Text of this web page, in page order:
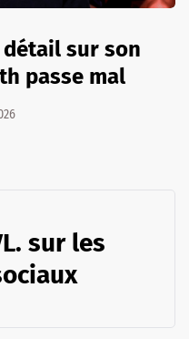
sur son
passe mal
sur les